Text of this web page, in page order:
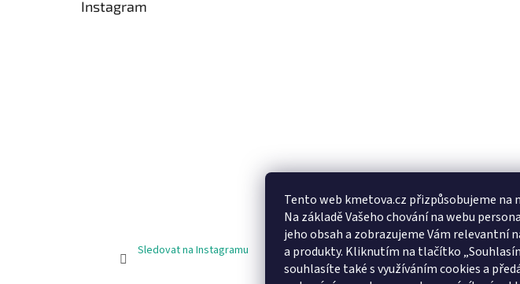
Tento web kmetova.cz přizpůsobujeme na
Na základě Vašeho chování na webu
jeho obsah a zobrazujeme Vám relevantní
a produkty. Kliknutím na tlačítko
souhlasíte také s využíváním cookies a
Instagram
Sledovat na Instagramu